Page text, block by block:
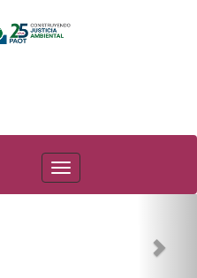
PAOT